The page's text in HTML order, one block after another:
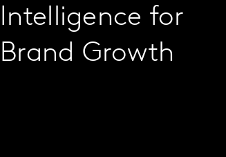
Intelligence for
Brand Growth